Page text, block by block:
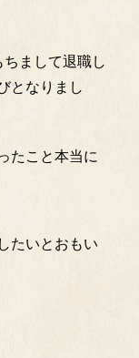
まして退職し
となりまし
たこと本当に
たいとおもい